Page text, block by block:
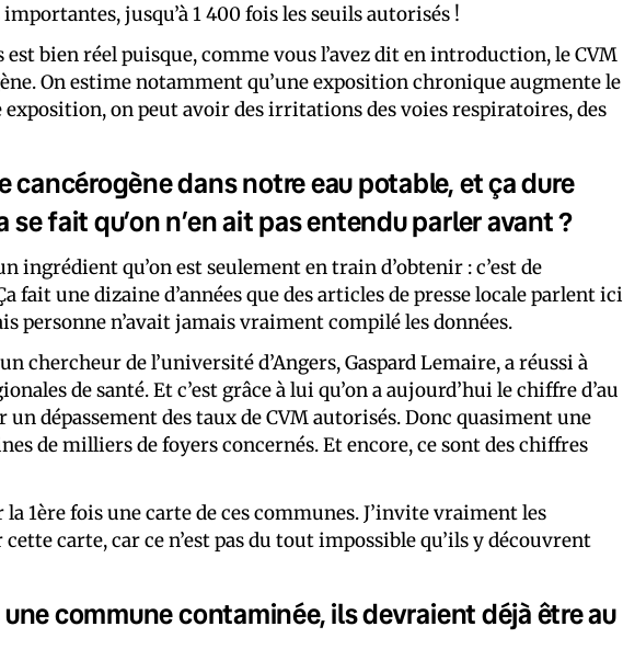
jusqu’à 1 400 fois les seuils autorisés !
bien réel puisque, comme vous l’avez dit en introduction, le CVM
On estime notamment qu’une exposition chronique augmente le
exposition, on peut avoir des irritations des voies respiratoires, des
cancérogène dans notre eau potable, et ça dure
fait qu’on n’en ait pas entendu parler avant ?
ingrédient qu’on est seulement en train d’obtenir : c’est de
fait une dizaine d’années que des articles de presse locale parlent ici
personne n’avait jamais vraiment compilé les données.
chercheur de l’université d’Angers, Gaspard Lemaire, a réussi à
de santé. Et c’est grâce à lui qu’on a aujourd’hui le chiffre d’au
dépassement des taux de CVM autorisés. Donc quasiment une
de milliers de foyers concernés. Et encore, ce sont des chiffres
la 1ère fois une carte de ces communes. J’invite vraiment les
carte, car ce n’est pas du tout impossible qu’ils y découvrent
commune contaminée, ils devraient déjà être au